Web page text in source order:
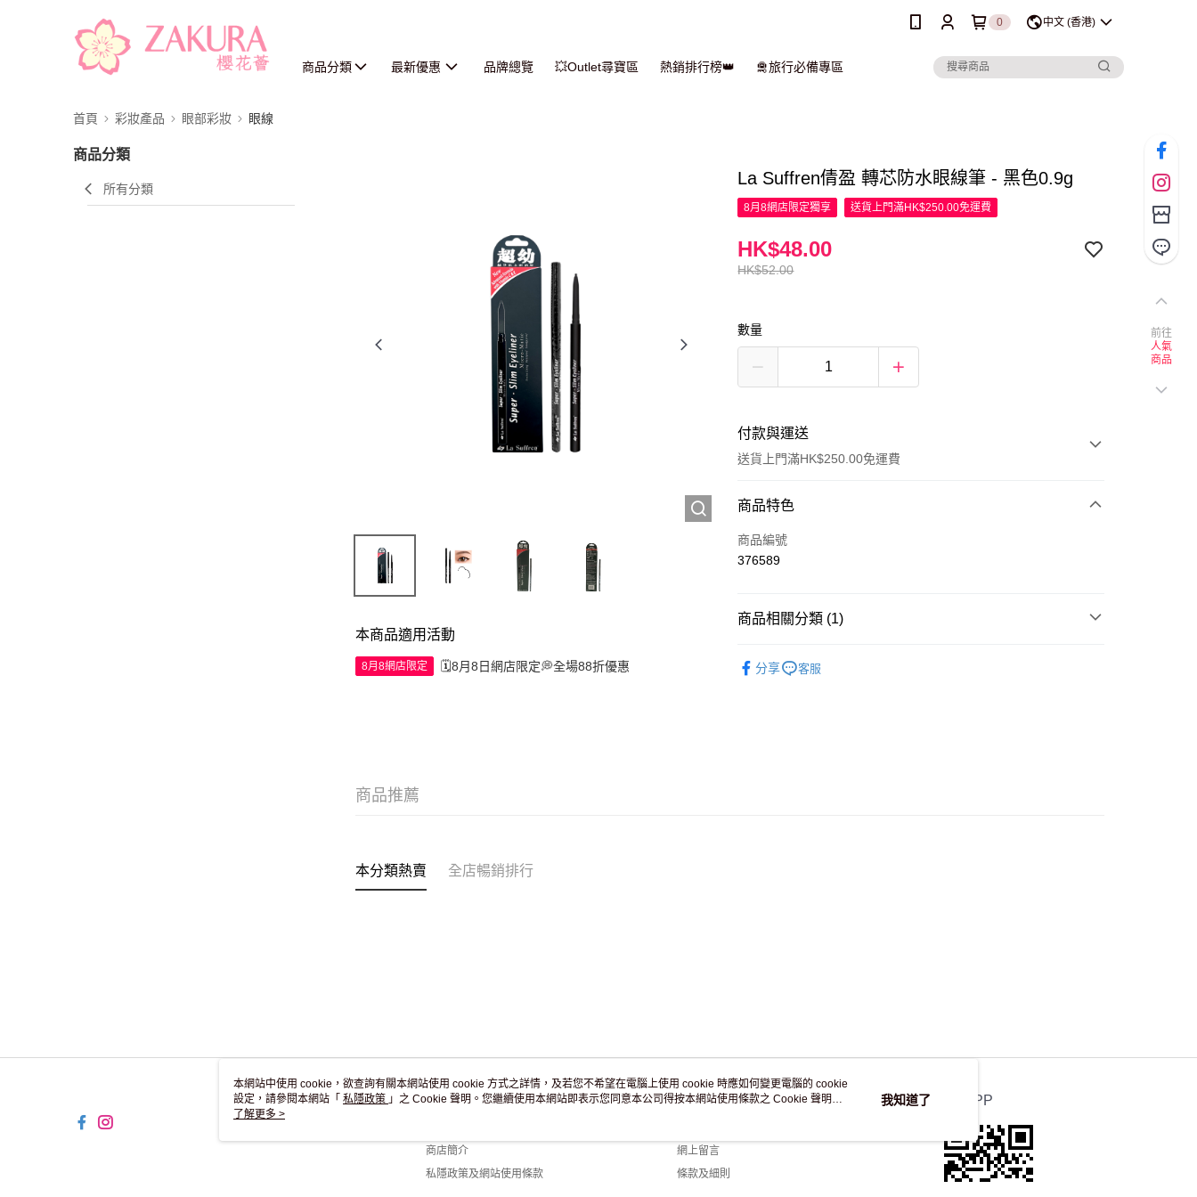
0 中文 (香港)
商品分類 最新優惠 品牌總覽 💥Outlet尋寶區 熱銷排行榜👑 🛅旅行必備專區
首頁 彩妝產品 眼部彩妝 眼線
商品分類
所有分類
本商品適用活動
8月8網店限定 🗓️8月8日網店限定💭全場88折優惠
La Suffren倩盈 轉芯防水眼線筆 - 黑色0.9g
8月8網店限定獨享 送貨上門滿HK$250.00免運費
HK$52.00
HK$48.00
數量
付款與運送
送貨上門滿HK$250.00免運費
付款方式
信用卡
商品特色
商品編號
376589
商品相關分類 (1)
分享
客服
商品推薦
本分類熱賣 全店暢銷排行
關於我們
商店簡介
私隱政策及網站使用條款
客戶服務
網上留言
條款及細則
官方APP
前往
人氣
商品
本網站中使用 cookie，欲查詢有關本網站使用 cookie 方式之詳情，及若您不希望在電腦上使用 cookie 時應如何變更電腦的 cookie
設定，請參閱本網站「 私隱政策 」之 Cookie 聲明。您繼續使用本網站即表示您同意本公司得按本網站使用條款之 Cookie 聲明使
用 cookie。
了解更多 >
我知道了